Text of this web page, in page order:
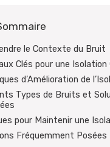
le Contexte du Bruit
Clés pour une Isolation
d’Amélioration de
Types de Bruits et
pour Maintenir une
Fréquemment Posées